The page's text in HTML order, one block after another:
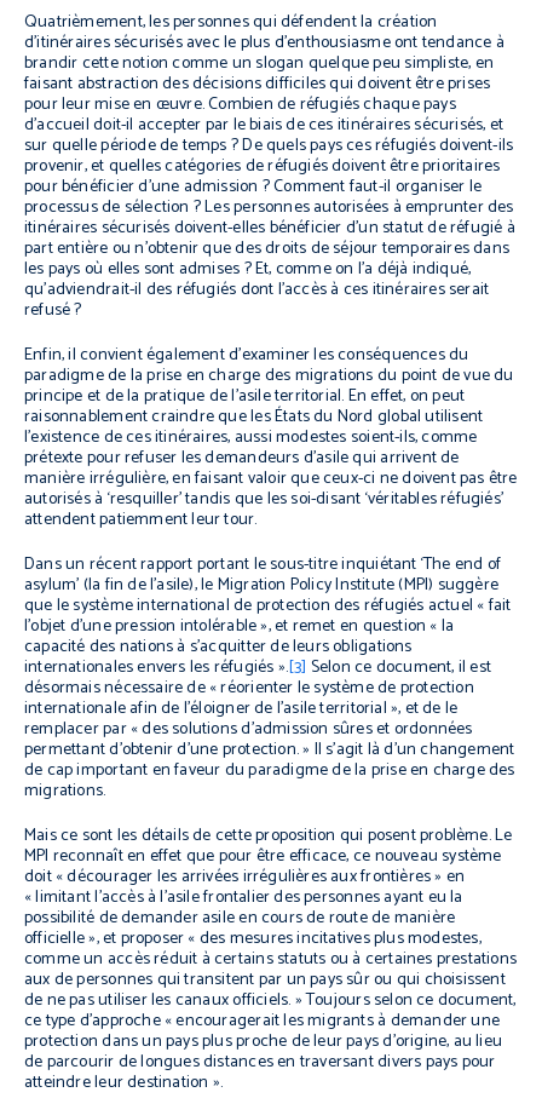
Quatrièmement, les personnes qui défendent la création
d’itinéraires sécurisés avec le plus d’enthousiasme ont tendance à
brandir cette notion comme un slogan quelque peu simpliste, en
faisant abstraction des décisions difficiles qui doivent être prises
pour leur mise en œuvre. Combien de réfugiés chaque pays
d’accueil doit-il accepter par le biais de ces itinéraires sécurisés, et
sur quelle période de temps ? De quels pays ces réfugiés doivent-ils
provenir, et quelles catégories de réfugiés doivent être prioritaires
pour bénéficier d’une admission ? Comment faut-il organiser le
processus de sélection ? Les personnes autorisées à emprunter des
itinéraires sécurisés doivent-elles bénéficier d’un statut de réfugié à
part entière ou n’obtenir que des droits de séjour temporaires dans
les pays où elles sont admises ? Et, comme on l’a déjà indiqué,
qu’adviendrait-il des réfugiés dont l’accès à ces itinéraires serait
refusé ?
Enfin, il convient également d’examiner les conséquences du
paradigme de la prise en charge des migrations du point de vue du
principe et de la pratique de l’asile territorial. En effet, on peut
raisonnablement craindre que les États du Nord global utilisent
l’existence de ces itinéraires, aussi modestes soient-ils, comme
prétexte pour refuser les demandeurs d’asile qui arrivent de
manière irrégulière, en faisant valoir que ceux-ci ne doivent pas être
autorisés à ‘resquiller’ tandis que les soi-disant ‘véritables réfugiés’
attendent patiemment leur tour.
Dans un récent rapport portant le sous-titre inquiétant ‘The end of
asylum’ (la fin de l’asile), le Migration Policy Institute (MPI) suggère
que le système international de protection des réfugiés actuel « fait
l’objet d’une pression intolérable », et remet en question « la
capacité des nations à s’acquitter de leurs obligations
internationales envers les réfugiés ».[3] Selon ce document, il est
désormais nécessaire de « réorienter le système de protection
internationale afin de l’éloigner de l’asile territorial », et de le
remplacer par « des solutions d’admission sûres et ordonnées
permettant d’obtenir d’une protection. » Il s’agit là d’un changement
de cap important en faveur du paradigme de la prise en charge des
migrations.
Mais ce sont les détails de cette proposition qui posent problème. Le
MPI reconnaît en effet que pour être efficace, ce nouveau système
doit « décourager les arrivées irrégulières aux frontières » en
« limitant l’accès à l’asile frontalier des personnes ayant eu la
possibilité de demander asile en cours de route de manière
officielle », et proposer « des mesures incitatives plus modestes,
comme un accès réduit à certains statuts ou à certaines prestations
aux de personnes qui transitent par un pays sûr ou qui choisissent
de ne pas utiliser les canaux officiels. » Toujours selon ce document,
ce type d’approche « encouragerait les migrants à demander une
protection dans un pays plus proche de leur pays d’origine, au lieu
de parcourir de longues distances en traversant divers pays pour
atteindre leur destination ».